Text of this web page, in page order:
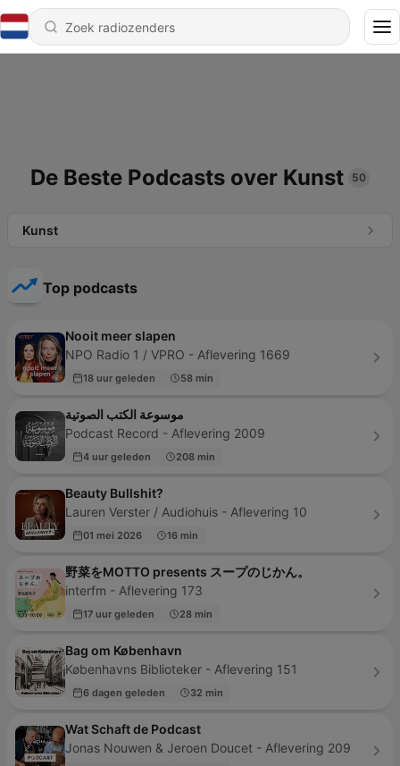
De Beste Podcasts over Kunst 50
Kunst
Top podcasts
Nooit meer slapen
NPO Radio 1 / VPRO - Aflevering 1669
18 uur geleden 58 min
موسوعة الكتب الصوتية
Podcast Record - Aflevering 2009
4 uur geleden 208 min
Beauty Bullshit?
Lauren Verster / Audiohuis - Aflevering 10
01 mei 2026 16 min
野菜をMOTTO presents スープのじかん。
interfm - Aflevering 173
17 uur geleden 28 min
Bag om København
Københavns Biblioteker - Aflevering 151
6 dagen geleden 32 min
Wat Schaft de Podcast
Jonas Nouwen & Jeroen Doucet - Aflevering 209